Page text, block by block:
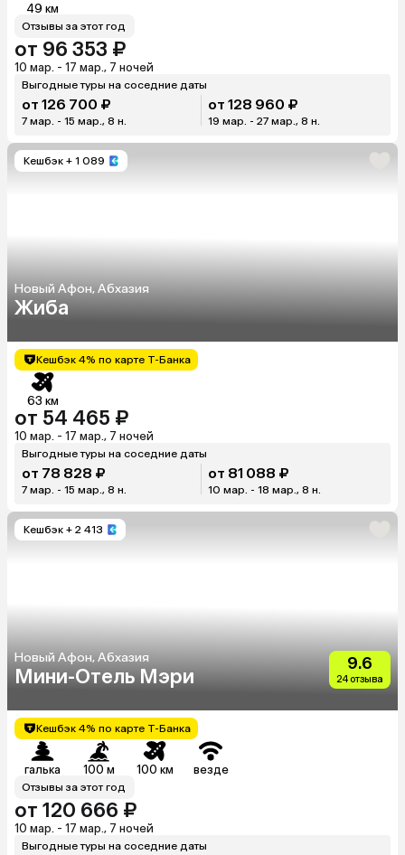
49 км
Отзывы за этот год
от 96 353 ₽
10 мар. - 17 мар., 7 ночей
Выгодные туры на соседние даты
от 126 700 ₽
7 мар. - 15 мар., 8 н.
от 128 960 ₽
19 мар. - 27 мар., 8 н.
Кешбэк + 1 089
Новый Афон, Абхазия
Жиба
Кешбэк 4% по карте Т-Банка
63 км
от 54 465 ₽
10 мар. - 17 мар., 7 ночей
Выгодные туры на соседние даты
от 78 828 ₽
7 мар. - 15 мар., 8 н.
от 81 088 ₽
10 мар. - 18 мар., 8 н.
Кешбэк + 2 413
Новый Афон, Абхазия
Мини-Отель Мэри
9.6
24 отзыва
Кешбэк 4% по карте Т-Банка
галька 100 м 100 км везде
Отзывы за этот год
от 120 666 ₽
10 мар. - 17 мар., 7 ночей
Выгодные туры на соседние даты